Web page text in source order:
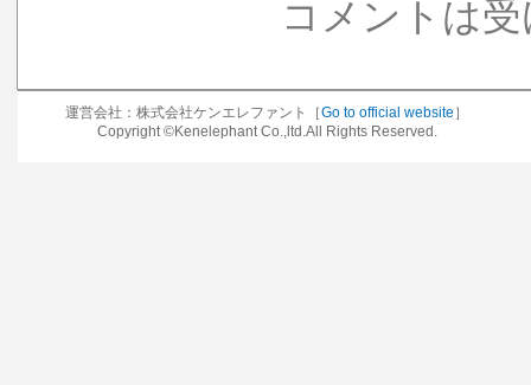
コメントは
運営会社：株式会社ケンエレファント［Go to official website ］
Copyright ©Kenelephant Co.,ltd.All Rights Reserved.